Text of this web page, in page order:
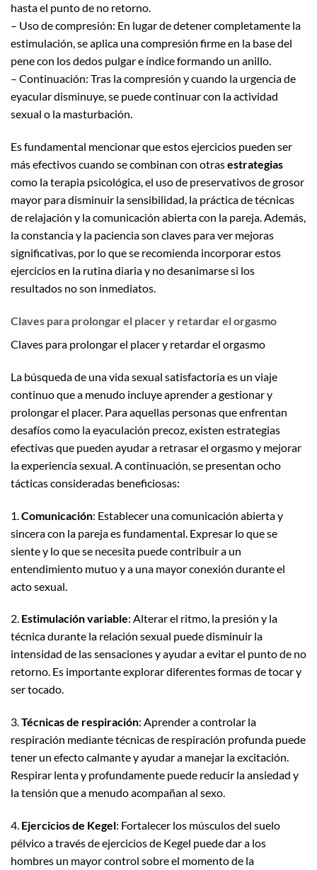
hasta el punto de no retorno.
– Uso de compresión: En lugar de detener completamente la
estimulación, se aplica una compresión firme en la base del
pene con los dedos pulgar e índice formando un anillo.
– Continuación: Tras la compresión y cuando la urgencia de
eyacular disminuye, se puede continuar con la actividad
sexual o la masturbación.
Es fundamental mencionar que estos ejercicios pueden ser
más efectivos cuando se combinan con otrasestrategias
como la terapia psicológica, el uso de preservativos de grosor
mayor para disminuir la sensibilidad, la práctica de técnicas
de relajación y la comunicación abierta con la pareja. Además,
la constancia y la paciencia son claves para ver mejoras
significativas, por lo que se recomienda incorporar estos
ejercicios en la rutina diaria y no desanimarse si los
resultados no son inmediatos.
Claves para prolongar el placer y retardar el orgasmo
Claves para prolongar el placer y retardar el orgasmo
La búsqueda de una vida sexual satisfactoria es un viaje
continuo que a menudo incluye aprender a gestionar y
prolongar el placer. Para aquellas personas que enfrentan
desafíos como la eyaculación precoz, existen estrategias
efectivas que pueden ayudar a retrasar el orgasmo y mejorar
la experiencia sexual. A continuación, se presentan ocho
tácticas consideradas beneficiosas:
1. Comunicación: Establecer una comunicación abierta y
sincera con la pareja es fundamental. Expresar lo que se
siente y lo que se necesita puede contribuir a un
entendimiento mutuo y a una mayor conexión durante el
acto sexual.
2. Estimulación variable: Alterar el ritmo, la presión y la
técnica durante la relación sexual puede disminuir la
intensidad de las sensaciones y ayudar a evitar el punto de no
retorno. Es importante explorar diferentes formas de tocar y
ser tocado.
3.Técnicas de respiración: Aprender a controlar la
respiración mediante técnicas de respiración profunda puede
tener un efecto calmante y ayudar a manejar la excitación.
Respirar lenta y profundamente puede reducir la ansiedad y
la tensión que a menudo acompañan al sexo.
4. Ejercicios de Kegel: Fortalecer los músculos del suelo
pélvico a través de ejercicios de Kegel puede dar a los
hombres un mayor control sobre el momento de la